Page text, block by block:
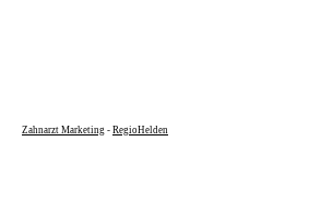
Zahnarzt Marketing - RegioHelden